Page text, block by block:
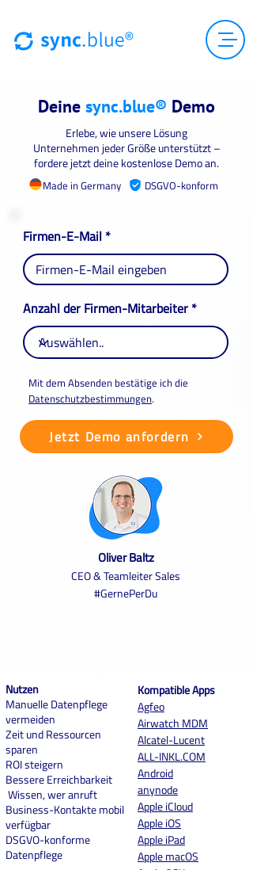
Deine sync.blue® Demo
Erlebe, wie unsere Lösung
Unternehmen jeder Größe unterstützt –
fordere jetzt deine kostenlose Demo an.
Made in Germany DSGVO-konform
Firmen-E-Mail
Anzahl der Firmen-Mitarbeiter
Mit dem Absenden bestätige ich die
Datenschutzbestimmungen.
Jetzt Demo anfordern
Oliver Baltz
CEO & Teamleiter Sales
#GernePerDu
Nutzen
Manuelle Datenpflege
vermeiden
Zeit und Ressourcen
sparen
ROI steigern
Bessere Erreichbarkeit
Wissen, wer anruft
Business-Kontakte mobil
verfügbar
DSGVO-konforme
Datenpflege
Kompatible Apps
Agfeo
Airwatch MDM
Alcatel-Lucent
ALL-INKL.COM
Android
anynode
Apple iCloud
Apple iOS
Apple iPad
Apple macOS